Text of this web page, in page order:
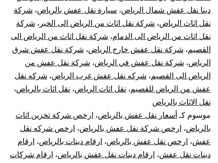
فك
تركيب
تغليف
ضمان
دينا نقل عفش شمال الرياض، سيارة نقل عفش بالرياض، شركة
نقل اثاث الرياض، شركة نقل اثاث من الرياض الى الخبر ، شركة
نقل اثاث من الرياض الى الدمام، شركة نقل اثاث من الرياض الى
القصيم، شركة نقل عفش خارج الرياض، شركة نقل عفش شرق
الرياض، شركة نقل عفش في الرياض، شركة نقل عفش من
الرياض الى القصيم، شركه نقل عفش غرب الرياض، شركه نقل
عفش من الرياض للقصيم، نقل اثاث الرياض، نقل اثاث بالرياض،
نقل الاثاث بالرياض
موسوم كـ أسعار نقل عفش بالرياض، ارخص شركة تخزين اثاث
بالرياض، ارخص شركة نقل عفش بالرياض، ارخص شركه نقل
عفش، ارخص نقل عفش بالرياض، ارقام دينات بالرياض، ارقام
دينات نقل عفش، ارقام دينات نقل عفش بالرياض، ارقام شركات